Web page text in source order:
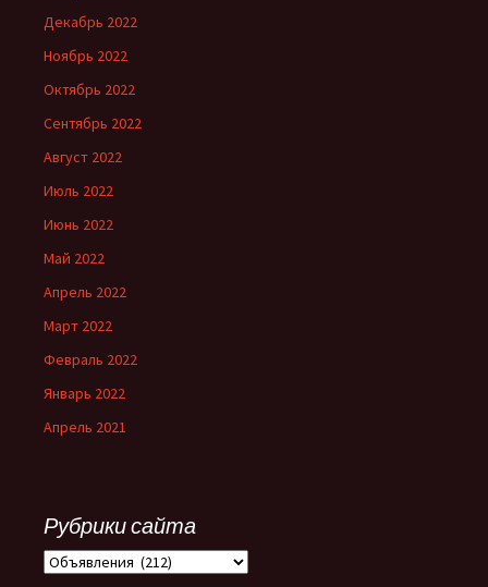
Декабрь 2022
Ноябрь 2022
Октябрь 2022
Сентябрь 2022
Август 2022
Июль 2022
Июнь 2022
Май 2022
Апрель 2022
Март 2022
Февраль 2022
Январь 2022
Апрель 2021
Рубрики сайта
Рубрики